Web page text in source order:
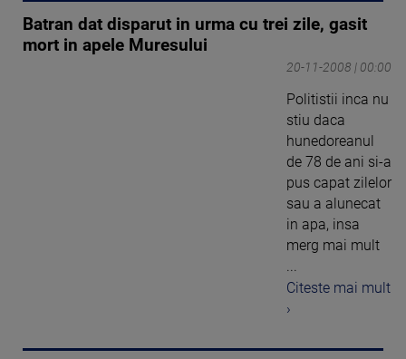
Batran dat disparut in urma cu trei zile, gasit
mort in apele Muresului
20-11-2008 | 00:00
Politistii inca nu
stiu daca
hunedoreanul
de 78 de ani si-a
pus capat zilelor
sau a alunecat
in apa, insa
merg mai mult
...
Citeste mai mult
›